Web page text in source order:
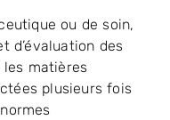
ou de soin,
d’évaluation des
matières
plusieurs fois